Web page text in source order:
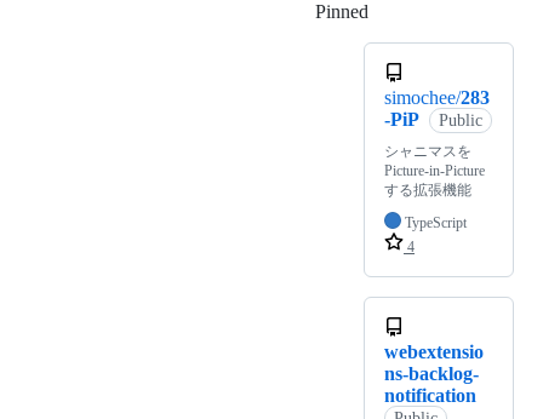
Pinned
simochee/283
-PiP
Public
シャニマスを
Picture-in-Picture
する拡張機能
TypeScript
4
webextensio
ns-backlog-
notification